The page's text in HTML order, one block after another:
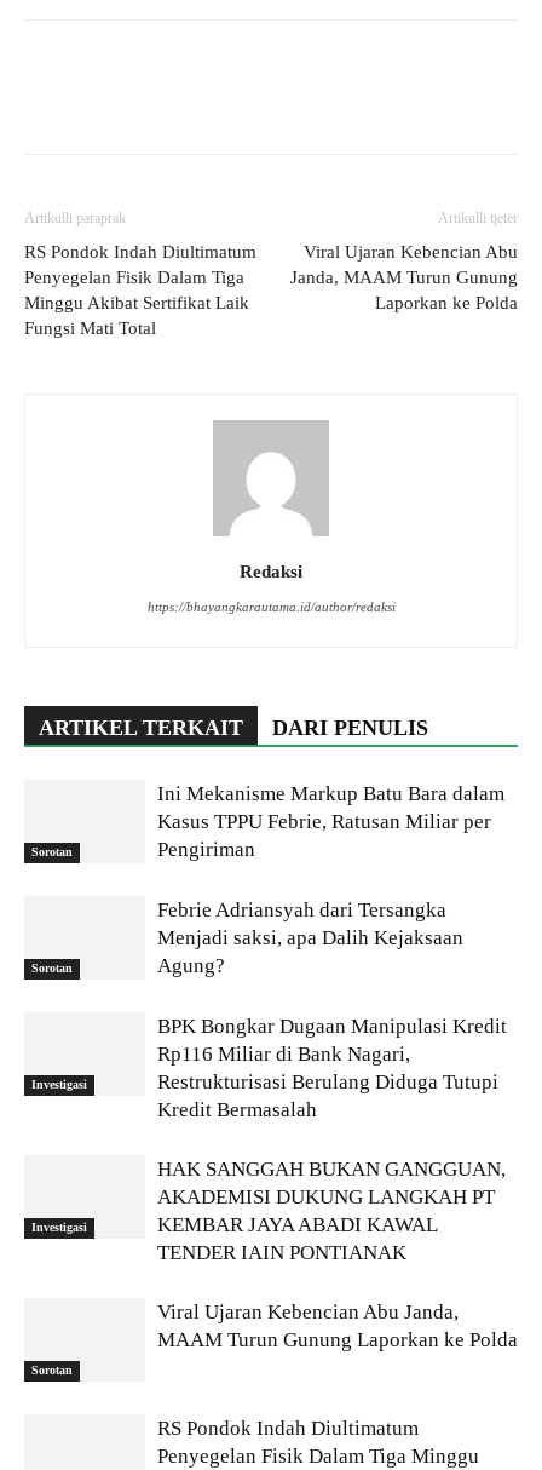
Artikulli paraprak
RS Pondok Indah Diultimatum
Penyegelan Fisik Dalam Tiga
Minggu Akibat Sertifikat Laik
Fungsi Mati Total
Artikulli tjetër
Viral Ujaran Kebencian Abu
Janda, MAAM Turun Gunung
Laporkan ke Polda
Redaksi
https://bhayangkarautama.id/author/redaksi
ARTIKEL TERKAIT DARI PENULIS
Sorotan
Ini Mekanisme Markup Batu Bara dalam
Kasus TPPU Febrie, Ratusan Miliar per
Pengiriman
Sorotan
Febrie Adriansyah dari Tersangka
Menjadi saksi, apa Dalih Kejaksaan
Agung?
Investigasi
BPK Bongkar Dugaan Manipulasi Kredit
Rp116 Miliar di Bank Nagari,
Restrukturisasi Berulang Diduga Tutupi
Kredit Bermasalah
Investigasi
HAK SANGGAH BUKAN GANGGUAN,
AKADEMISI DUKUNG LANGKAH PT
KEMBAR JAYA ABADI KAWAL
TENDER IAIN PONTIANAK
Sorotan
Viral Ujaran Kebencian Abu Janda,
MAAM Turun Gunung Laporkan ke Polda
RS Pondok Indah Diultimatum
Penyegelan Fisik Dalam Tiga Minggu